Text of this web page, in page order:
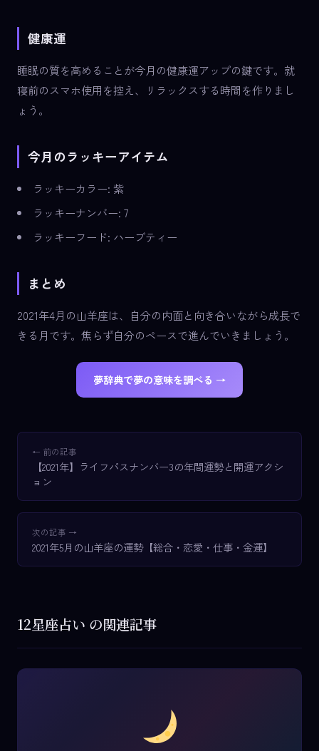
健康運
睡眠の質を高めることが今月の健康運アップの鍵です。就
寝前のスマホ使用を控え、リラックスする時間を作りまし
ょう。
今月のラッキーアイテム
ラッキーカラー: 紫
ラッキーナンバー: 7
ラッキーフード: ハーブティー
まとめ
2021年4月の山羊座は、自分の内面と向き合いながら成長で
きる月です。焦らず自分のペースで進んでいきましょう。
夢辞典で夢の意味を調べる →
← 前の記事
【2021年】ライフパスナンバー3の年間運勢と開運アクシ
ョン
次の記事 →
2021年5月の山羊座の運勢【総合・恋愛・仕事・金運】
12星座占い の関連記事